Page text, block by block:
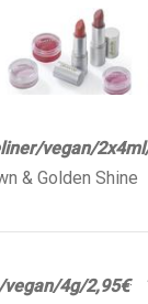
vegan/
& Golden Shine
4g/2,95€·